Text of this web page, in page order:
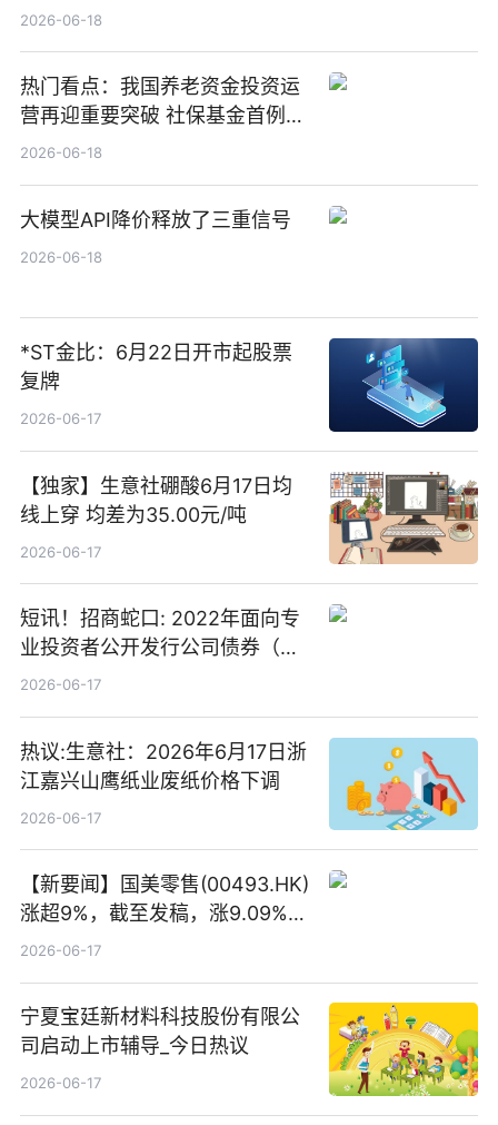
1000万港元
2026-06-18
热门看点：我国养老资金投资运
营再迎重要突破 社保基金首例期
货账户完成开立
2026-06-18
大模型API降价释放了三重信号
2026-06-18
*ST金比：6月22日开市起股票
复牌
2026-06-17
【独家】生意社硼酸6月17日均
线上穿 均差为35.00元/吨
2026-06-17
短讯！招商蛇口: 2022年面向专
业投资者公开发行公司债券（第
二期）（品种二）2026年付息公
2026-06-17
热议:生意社：2026年6月17日浙
江嘉兴山鹰纸业废纸价格下调
2026-06-17
【新要闻】国美零售(00493.HK)
涨超9%，截至发稿，涨9.09%，
报0.012港元，成交额37.26万港
2026-06-17
宁夏宝廷新材料科技股份有限公
司启动上市辅导_今日热议
2026-06-17